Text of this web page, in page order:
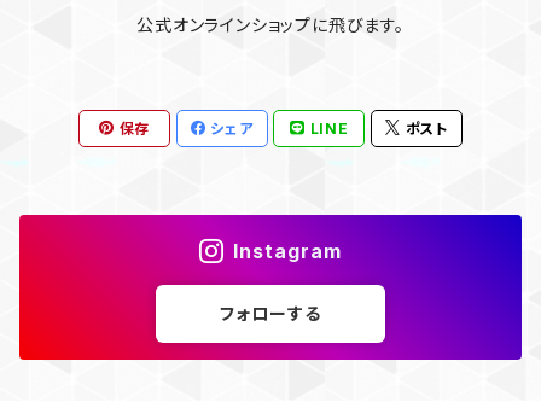
公式オンラインショップに飛びます。
保存 シェア LINE ポスト
Instagram
フォローする